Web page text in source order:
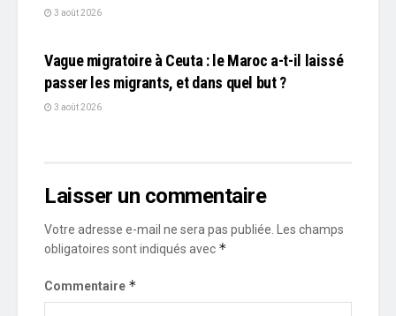
3 août 2026
Vague migratoire à Ceuta : le Maroc a-t-il laissé
passer les migrants, et dans quel but ?
3 août 2026
Laisser un commentaire
Votre adresse e-mail ne sera pas publiée.
Les champs
obligatoires sont indiqués avec *
Commentaire *